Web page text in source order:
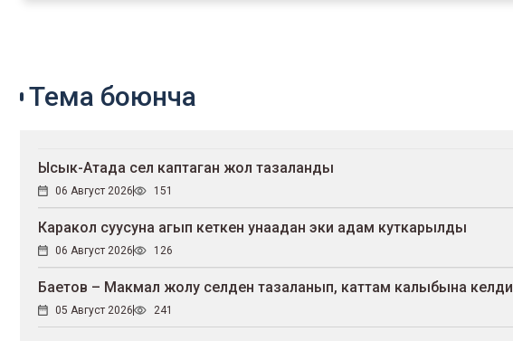
Тема боюнча
Ысык-Атада сел каптаган жол тазаланды
06 Август 2026 151
Каракол суусуна агып кеткен унаадан эки адам куткарылды
06 Август 2026 126
Баетов – Макмал жолу селден тазаланып, каттам калыбына келди
05 Август 2026 241